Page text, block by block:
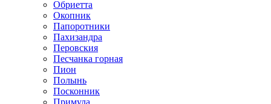
Обриетта
Окопник
Папоротники
Пахизандра
Перовския
Песчанка горная
Пион
Полынь
Посконник
Примула